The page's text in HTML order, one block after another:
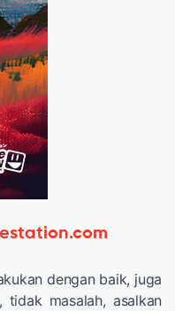
dengan baik, juga
masalah, asalkan